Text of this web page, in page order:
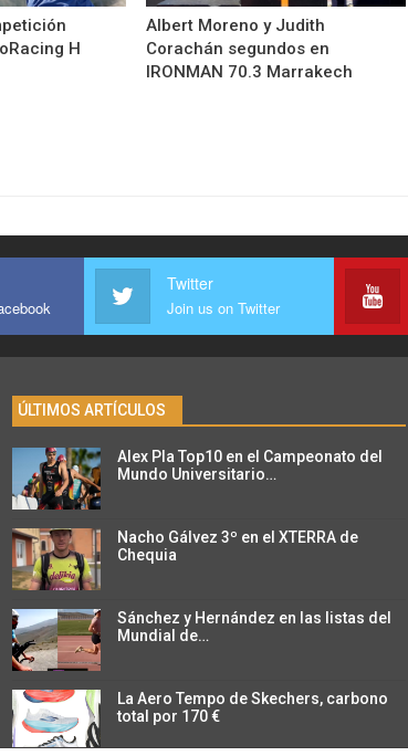
H
Albert Moreno y Judith
Corachán segundos en
IRONMAN 70.3 Marrakech
Twitter
Join us on Twitter
ÚLTIMOS ARTÍCULOS
Alex Pla Top10 en el Campeonato del
Mundo Universitario…
Nacho Gálvez 3º en el XTERRA de
Chequia
Sánchez y Hernández en las listas del
Mundial de…
La Aero Tempo de Skechers, carbono
total por 170 €